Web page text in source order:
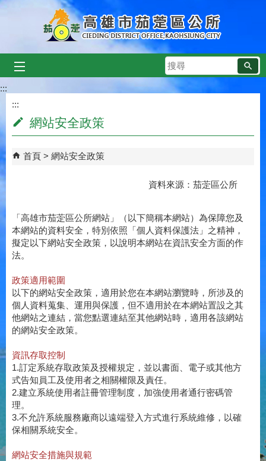
跳到主要內容區塊
搜
尋
:::
:::
網站安全政策
首頁 網站安全政策
資料來源：茄萣區公所
「高雄市茄萣區公所網站」（以下簡稱本網站）為保障您及
本網站的資料安全，特別依照「個人資料保護法」之精神，
擬定以下網站安全政策，以說明本網站在資訊安全方面的作
法。
政策適用範圍
以下的網站安全政策，適用於您在本網站瀏覽時，所涉及的
個人資料蒐集、運用與保護，但不適用於在本網站置設之其
他網站之連結，當您點選連結至其他網站時，適用各該網站
的網站安全政策。
資訊存取控制
1.訂定系統存取政策及授權規定，並以書面、電子或其他方
式告知員工及使用者之相關權限及責任。
2.建立系統使用者註冊管理制度，加強使用者通行密碼管
理。
3.不允許系統服務廠商以遠端登入方式進行系統維修，以確
保相關系統安全。
網站安全措施與規範